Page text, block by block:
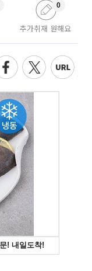
추가취재 원해요
0